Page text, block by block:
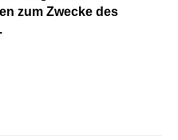
zum Zwecke des